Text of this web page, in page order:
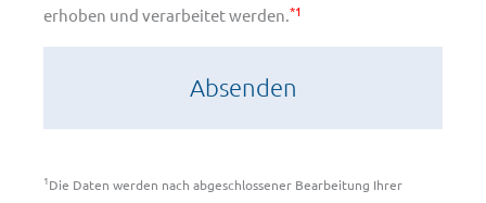
erhoben und verarbeitet werden.*1
1Die Daten werden nach abgeschlossener Bearbeitung Ihrer